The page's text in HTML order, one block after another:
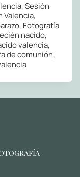
Sesión
Valencia,
Fotografía
nacido,
valencia,
de comunión,